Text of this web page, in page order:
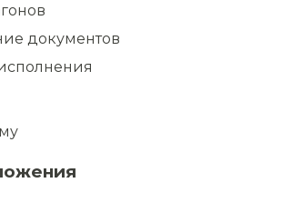
документов